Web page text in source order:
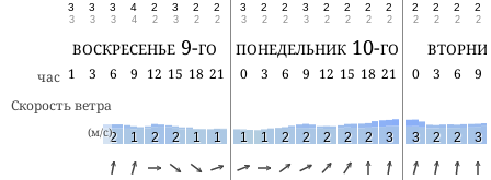
3
3
3
3
3
3
4
4
2
2
3
3
2
2
2
2
3
3
2
2
2
2
3
3
2
2
2
2
2
2
2
2
2
2
2
2
2
2
2
2
воскресенье 9-го понедельник 10-го
час 1 3 6 9 12 15 18 21 0 3 6 9 12 15 18 21 0 3 6
9
Скорость ветра
(м/с)2 1 2 2 1 1 1 1 2 2 2 2 2 3 3 2 2 3